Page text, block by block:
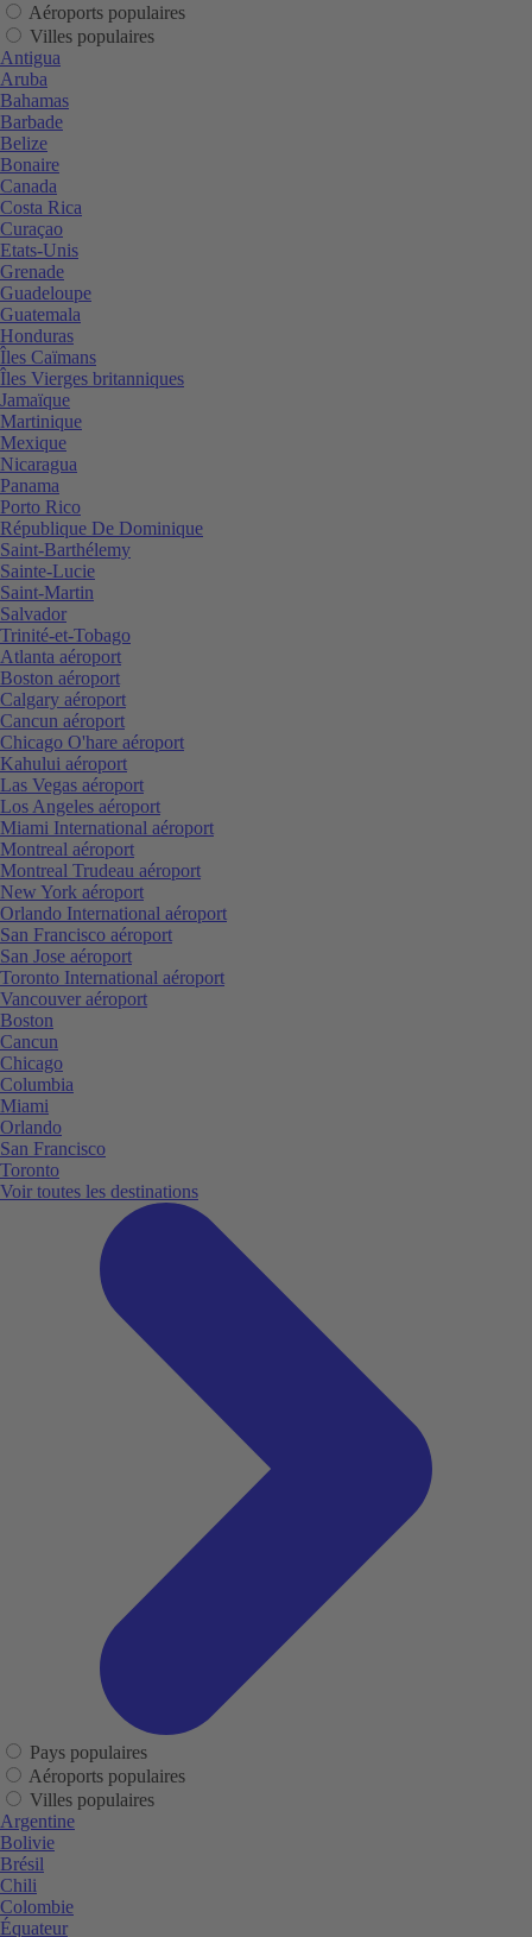
Aéroports populaires
Villes populaires
Antigua
Aruba
Bahamas
Barbade
Belize
Bonaire
Canada
Costa Rica
Curaçao
Etats-Unis
Grenade
Guadeloupe
Guatemala
Honduras
Îles Caïmans
Îles Vierges britanniques
Jamaïque
Martinique
Mexique
Nicaragua
Panama
Porto Rico
République De Dominique
Saint-Barthélemy
Sainte-Lucie
Saint-Martin
Salvador
Trinité-et-Tobago
Atlanta aéroport
Boston aéroport
Calgary aéroport
Cancun aéroport
Chicago O'hare aéroport
Kahului aéroport
Las Vegas aéroport
Los Angeles aéroport
Miami International aéroport
Montreal aéroport
Montreal Trudeau aéroport
New York aéroport
Orlando International aéroport
San Francisco aéroport
San Jose aéroport
Toronto International aéroport
Vancouver aéroport
Boston
Cancun
Chicago
Columbia
Miami
Orlando
San Francisco
Toronto
Voir toutes les destinations
Pays populaires
Aéroports populaires
Villes populaires
Argentine
Bolivie
Brésil
Chili
Colombie
Équateur